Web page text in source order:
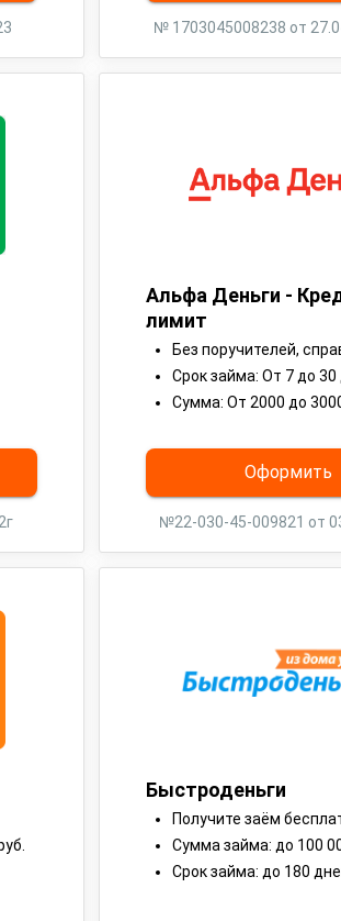
№ 1703045008238 от
Альфа Деньги -
лимит
Без поручителей,
Срок займа: От 7 до 30
Сумма: От 2000 до
Оформить
№22-030-45-009821 от
Быстроденьги
Получите заём
Сумма займа: до 100
Срок займа: до 180